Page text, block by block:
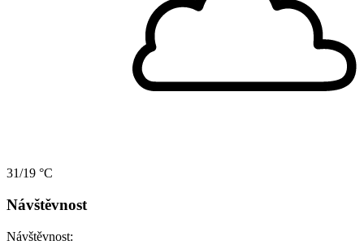
31/19 °C
Návštěvnost
Návštěvnost: